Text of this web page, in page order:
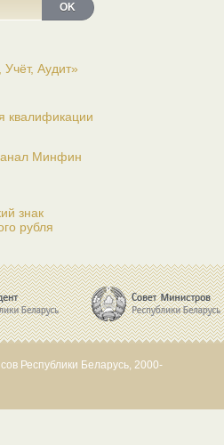
OK
Аудит»
квалификации
Минфин
знак
рубля
Республики Беларусь, 2000-